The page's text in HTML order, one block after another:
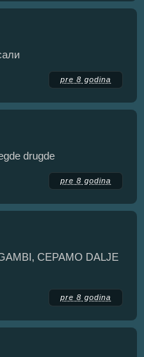
pre 8 godina
drugde
pre 8 godina
CEPAMO DALJE
pre 8 godina